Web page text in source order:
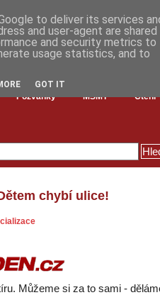
Pozvánky MŠMT Čtení
chybí ulice!
Můžeme si za to sami -
to deliver its services
and user-agent are shared
and security metrics to
usage statistics, and to
GOT IT